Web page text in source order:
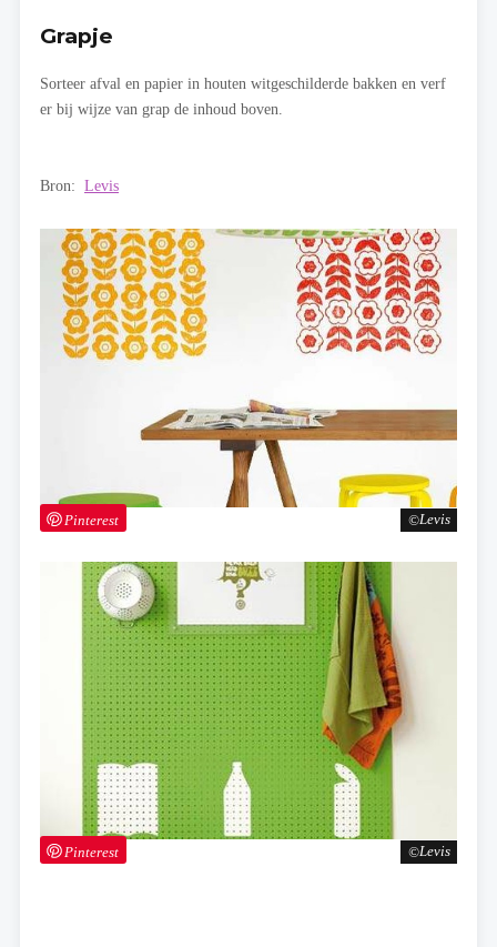
Levis
Pinterest
Levis
Pinterest
Grapje
Sorteer afval en papier in houten witgeschilderde bakken en verf
er bij wijze van grap de inhoud boven.
Bron: Levis